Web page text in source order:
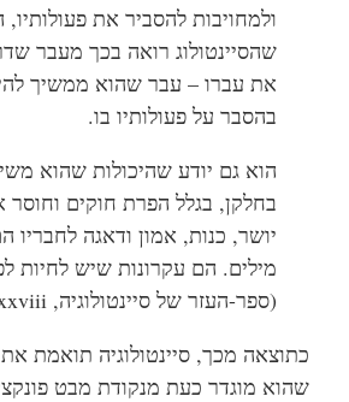
ולמחויבות להסביר את פעולותיו, הרי
שהסיינטולוג רואה בכך מעבר
את עברו – עבר שהוא ממשיך להיות
בהסבר על פעולותיו בו.
הוא גם יודע שהיכולות שהוא משיב
בחלקן, בגלל הפרת חוקים וחוסר
יושר, כנות, אמון ודאגה לחבריו הם
מילים. הם עקרונות שיש לחיות
(ספר-העזר של סיינטולוגיה, Ixxxviii)
כתוצאה מכך, סיינטולוגיה תואמת את
שהוא מוגדר כעת מנקודת מבט